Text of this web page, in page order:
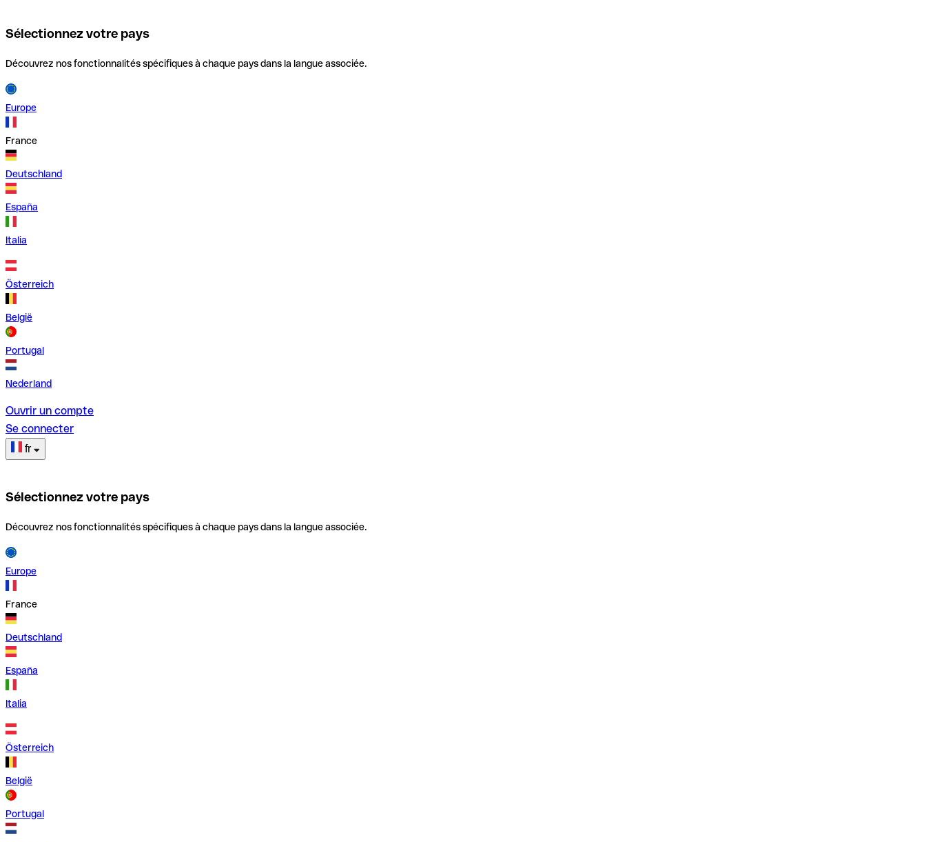
Sélectionnez votre pays
Découvrez nos fonctionnalités spécifiques à chaque pays dans la langue associée.
Europe
France
Deutschland
España
Italia
Österreich
België
Portugal
Nederland
Ouvrir un compte
Se connecter
fr
Sélectionnez votre pays
Découvrez nos fonctionnalités spécifiques à chaque pays dans la langue associée.
Europe
France
Deutschland
España
Italia
Österreich
België
Portugal